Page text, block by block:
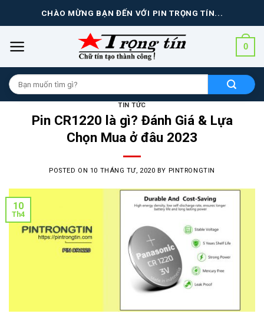
CHÀO MỪNG BẠN ĐẾN VỚI PIN TRỌNG TÍN...
0
Tìm
kiếm
cho:
TIN TỨC
Pin CR1220 là gì? Đánh Giá & Lựa
Chọn Mua ở đâu 2023
POSTED ON 10 THÁNG TƯ, 2020 BY PINTRONGTIN
10
Th4